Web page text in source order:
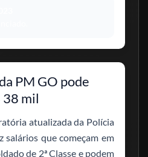
PM GO pode
38 mil
atualizada da Polícia
que começam em
de 2ª Classe e podem